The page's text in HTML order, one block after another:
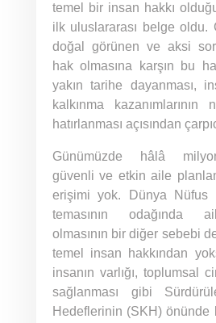
temel bir insan hakkı
ilk uluslararası belge oldu.
doğal görünen ve aksi
hak olmasına karşın bu
yakın tarihe dayanması,
kalkınma kazanımlarının
hatırlanması açısından
Günümüzde hâlâ
güvenli ve etkin aile
erişimi yok. Dünya Nüfus
temasının odağında
olmasının bir diğer sebebi
temel insan hakkından
insanın varlığı, toplumsal
sağlanması gibi
Hedeflerinin (SKH) önünde